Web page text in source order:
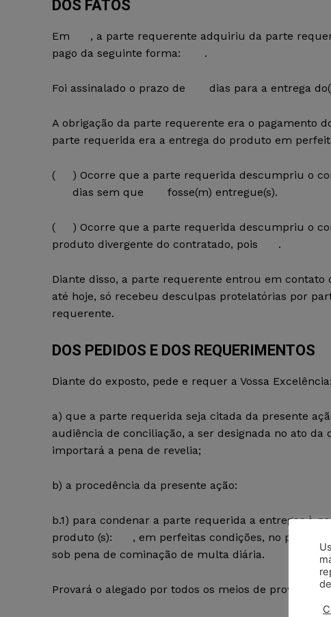
DOS FATOS
Em , a parte requerente adquiriu da parte
pago da seguinte forma: .
Foi assinalado o prazo de dias para a entrega
A obrigação da parte requerente era o pagamento
parte requerida era a entrega do produto em
( ) Ocorre que a parte requerida descumpriu o
dias sem que fosse(m) entregue(s).
( ) Ocorre que a parte requerida descumpriu o
produto divergente do contratado, pois .
Diante disso, a parte requerente entrou em
até hoje, só recebeu desculpas protelatórias por
requerente.
DOS PEDIDOS E DOS REQUERIMENTOS
Diante do exposto, pede e requer a Vossa Excelência:
a) que a parte requerida seja citada da presente
audiência de conciliação, a ser designada no ato
importará a pena de revelia;
b) a procedência da presente ação:
b.1) para condenar a parte requerida a entregar à
produto (s): , em perfeitas condições, no prazo
sob pena de cominação de multa diária.
Provará o alegado por todos os meios de prova em